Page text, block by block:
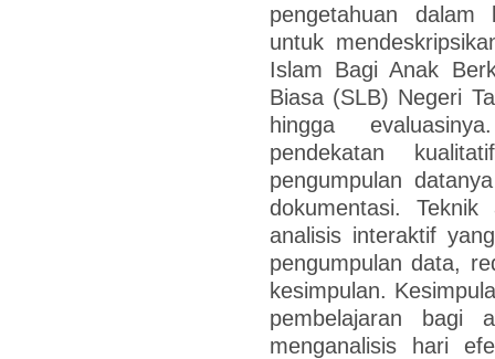
pengetahuan dalam
untuk
Islam Bagi Anak
Biasa (SLB) Negeri
hingga
pendekatan
pengumpulan
dokumentasi.
analisis interaktif
pengumpulan data,
kesimpulan.
pembelajaran bagi
menganalisis hari